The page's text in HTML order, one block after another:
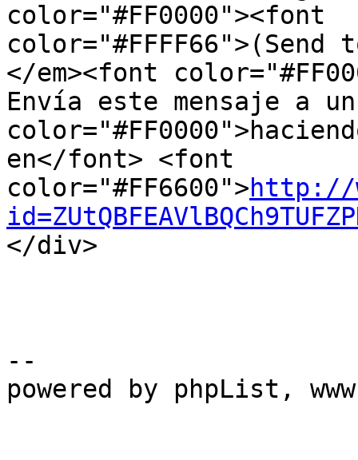
color="#FF0000"><font
</em><font
Envía este mensaje a
en</font> <font
color="#FF6600">http://
</div>
--
powered by phpList,